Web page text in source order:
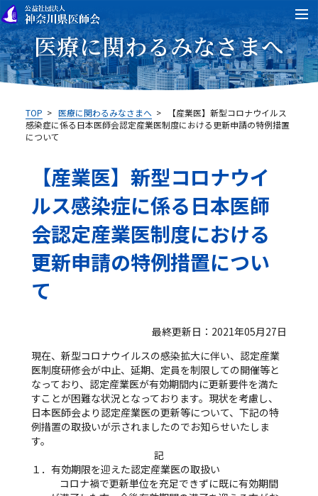
医療に関わるみなさまへ
TOP >医療に関わるみなさまへ >
【産業医】新型コロナウイルス
感染症に係る日本医師会認定産業医制度における更新申請の特例措置
について
【産業医】新型コロナウイ
ルス感染症に係る日本医師
会認定産業医制度における
更新申請の特例措置につい
て
最終更新日：2021年05月27日
現在、新型コロナウイルスの感染拡大に伴い、認定産業
医制度研修会が中止、延期、定員を制限しての開催等と
なっており、認定産業医が有効期間内に更新要件を満た
すことが困難な状況となっております。現状を考慮し、
日本医師会より認定産業医の更新等について、下記の特
例措置の取扱いが示されましたのでお知らせいたしま
す。
記
１．有効期限を迎えた認定産業医の取扱い
コロナ禍で更新単位を充足できずに既に有効期間